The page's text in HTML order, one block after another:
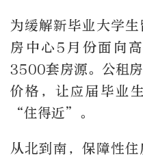
为缓解新毕业大学
房中心5月份面向
3500套房源。公租
价格，让应届毕业
“住得近”。
从北到南，保障性